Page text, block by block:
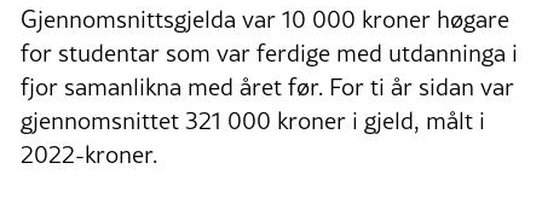
Gjennomsnittsgjelda var 10 000 kroner høgare
for studentar som var ferdige med utdanninga i
fjor samanlikna med året før. For ti år sidan var
gjennomsnittet 321 000 kroner i gjeld, målt i
2022-kroner.